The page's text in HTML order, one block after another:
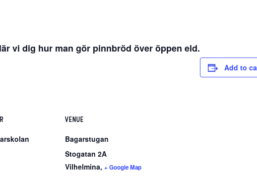
vi dig hur man gör pinnbröd över öppen eld.
Add to
VENUE
Bagarstugan
Stogatan 2A
Vilhelmina, + Google Map